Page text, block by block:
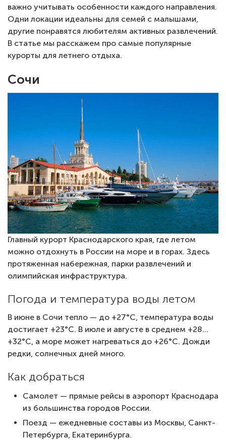
важно учитывать особенности каждого направления.
Одни локации идеальны для семей с малышами,
другие понравятся любителям активных развлечений.
В статье мы расскажем про самые популярные
курорты для летнего отдыха.
Сочи
Главный курорт Краснодарского края, где летом
можно отдохнуть в России на море и в горах. Здесь
протяженная набережная, парки развлечений и
олимпийская инфраструктура.
Погода и температура воды летом
В июне в Сочи тепло — до +27°C, температура воды
достигает +23°C. В июле и августе в среднем +28…
+32°C, а море может нагреваться до +26°C. Дожди
редки, солнечных дней много.
Как добраться
Самолет — прямые рейсы в аэропорт Краснодара
из большинства городов России.
Поезд — ежедневные составы из Москвы, Санкт-
Петербурга, Екатеринбурга.